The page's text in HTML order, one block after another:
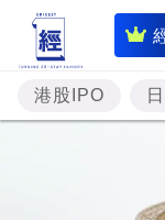
即
時
財
經
港股IPO